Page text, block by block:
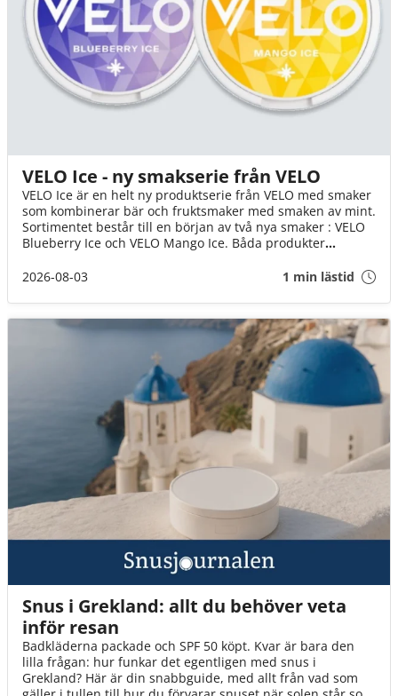
VELO Ice - ny smakserie från VELO
VELO Ice är en helt ny produktserie från VELO med smaker
som kombinerar bär och fruktsmaker med smaken av mint.
Sortimentet består till en början av två nya smaker : VELO
Blueberry Ice och VELO Mango Ice. Båda produkter
format.
2026-08-03 1 min lästid
Snus i Grekland: allt du behöver veta
inför resan
Badkläderna packade och SPF 50 köpt. Kvar är bara den
lilla frågan: hur funkar det egentligen med snus i
Grekland? Här är din snabbguide, med allt från vad som